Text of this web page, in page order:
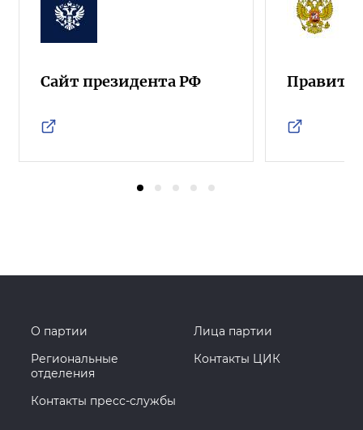
Сайт президента РФ
О партии
Лица партии
Региональные
отделения
Контакты ЦИК
Контакты пресс-службы